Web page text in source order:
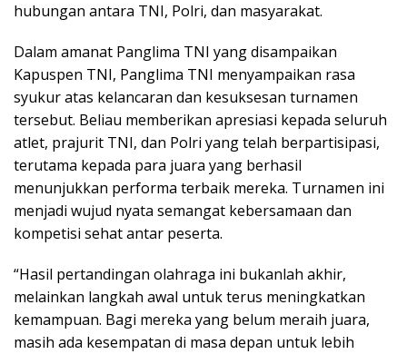
hubungan antara TNI, Polri, dan masyarakat.
Dalam amanat Panglima TNI yang disampaikan
Kapuspen TNI, Panglima TNI menyampaikan rasa
syukur atas kelancaran dan kesuksesan turnamen
tersebut. Beliau memberikan apresiasi kepada seluruh
atlet, prajurit TNI, dan Polri yang telah berpartisipasi,
terutama kepada para juara yang berhasil
menunjukkan performa terbaik mereka. Turnamen ini
menjadi wujud nyata semangat kebersamaan dan
kompetisi sehat antar peserta.
“Hasil pertandingan olahraga ini bukanlah akhir,
melainkan langkah awal untuk terus meningkatkan
kemampuan. Bagi mereka yang belum meraih juara,
masih ada kesempatan di masa depan untuk lebih